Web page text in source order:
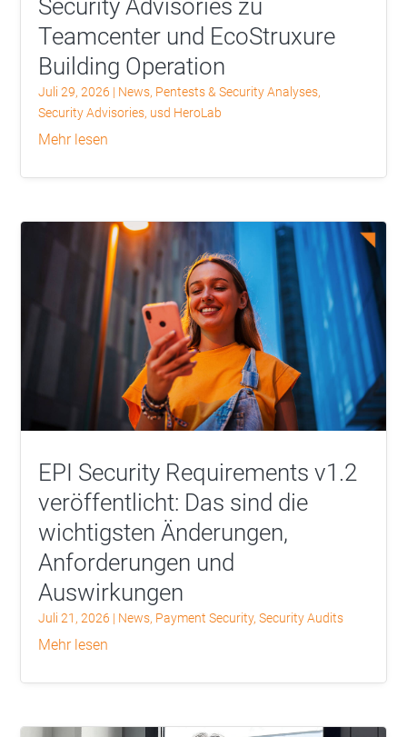
Security Advisories zu
Teamcenter und EcoStruxure
Building Operation
Juli 29, 2026 | News, Pentests & Security Analyses,
Security Advisories, usd HeroLab
mehr lesen
EPI Security Requirements v1.2
veröffentlicht: Das sind die
wichtigsten Änderungen,
Anforderungen und
Auswirkungen
Juli 21, 2026 | News, Payment Security,Security Audits
mehr lesen